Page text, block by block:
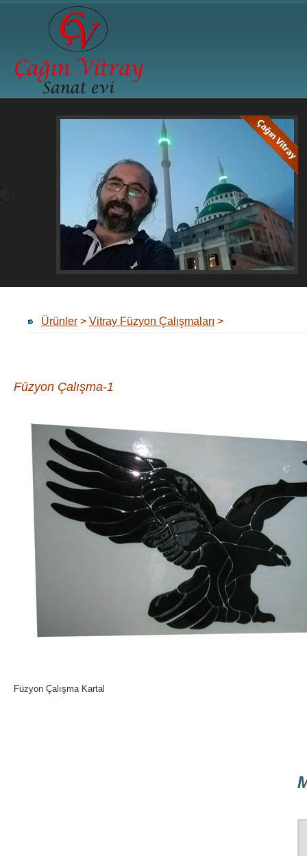
Çağın Vitray Sanatevi
Farklı Tarzlar, Değişik renkler, Yeni Teknikler, Çağın
Evinde... Mozaik Vitray, Tiffany Vitray, Kurşunlu
Boyama Vitray, Tavan Vitrayları, Cami Vitray
Çalışmaları, Asit Gravür Çalışmaları, Dekoratif
Hediyelik Obje ve Biblolar...
Ürünler > Vitray Füzyon Çalışmaları >
Füzyon Çalışma-1
Füzyon Çalışma Kartal